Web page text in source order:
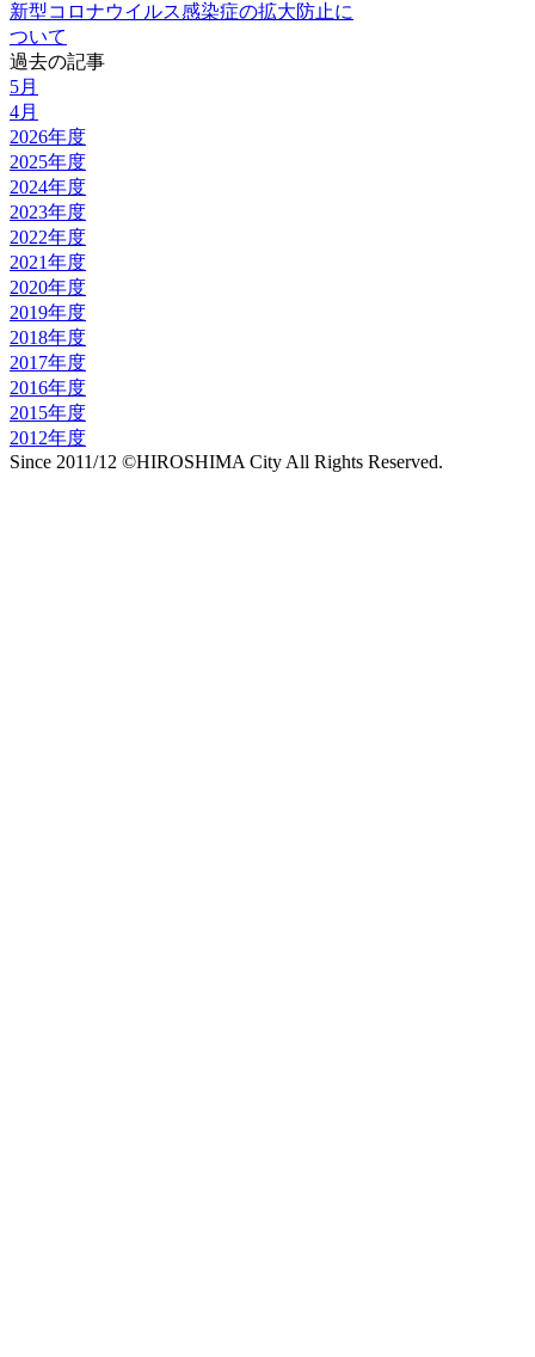
新型コロナウイルス感染症の拡大防止に
ついて
過去の記事
5月
4月
2026年度
2025年度
2024年度
2023年度
2022年度
2021年度
2020年度
2019年度
2018年度
2017年度
2016年度
2015年度
2012年度
Since 2011/12 ©HIROSHIMA City All Rights Reserved.